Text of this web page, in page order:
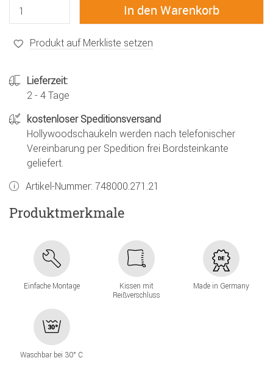
Produkt auf Merkliste setzen
Lieferzeit:
2 - 4 Tage
kostenloser Speditionsversand
Hollywoodschaukeln werden nach telefonischer
Vereinbarung per Spedition frei Bordsteinkante
geliefert.
Artikel-Nummer: 748000.271.21
Produktmerkmale
Einfache Montage
Kissen mit
Reißverschluss
Made in Germany
Waschbar bei 30° C